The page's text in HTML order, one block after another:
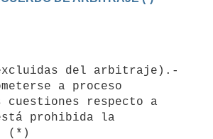
a proceso
respecto a
prohibida la
(*)